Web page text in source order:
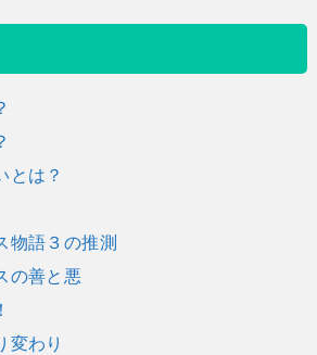
とは？
語３の推測
の善と悪
わり